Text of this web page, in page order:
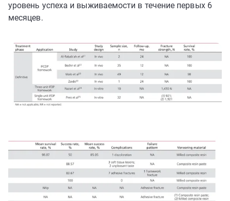
уровень успеха и выживаемости в течение первых 6
месяцев.